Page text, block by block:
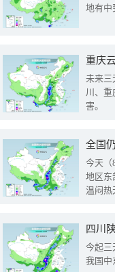
地有中
重庆
未来三
川、重
害。
全国
今天（
地区东
温闷热
今起三
我国中